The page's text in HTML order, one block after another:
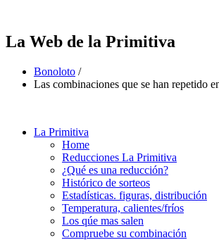
La Web de la Primitiva
Bonoloto /
Las combinaciones que se han repetido
La Primitiva
Home
Reducciones La Primitiva
¿Qué es una reducción?
Histórico de sorteos
Estadísticas. figuras, distribución
Temperatura, calientes/fríos
Los qúe mas salen
Compruebe su combinación